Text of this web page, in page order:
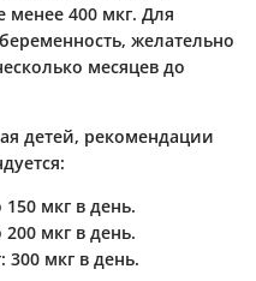
менее 400 мкг. Для
желательно
месяцев до
детей, рекомендации
150 мкг в день.
200 мкг в день.
: 300 мкг в день.